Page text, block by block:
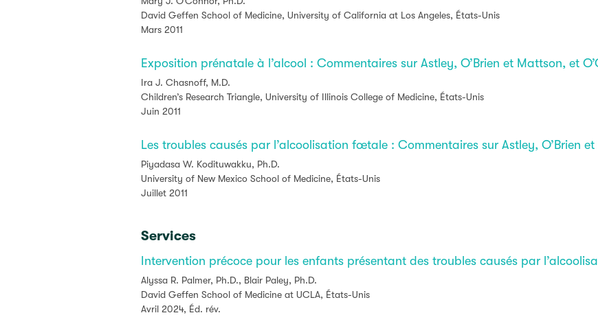
David Geffen School of Medicine, University of California at Los Angeles, États-Unis
Mars 2011
Exposition prénatale à l’alcool : Commentaires sur Astley, O’Brien et Mattson, et
Ira J. Chasnoff, M.D.
Children’s Research Triangle, University of Illinois College of Medicine, États-Unis
Juin 2011
Les troubles causés par l’alcoolisation fœtale : Commentaires sur Astley, O’Brien
Piyadasa W. Kodituwakku, Ph.D.
University of New Mexico School of Medicine, États-Unis
Juillet 2011
Services
Intervention précoce pour les enfants présentant des troubles causés par
Alyssa R. Palmer, Ph.D., Blair Paley, Ph.D.
David Geffen School of Medicine at UCLA, États-Unis
Avril 2024, Éd. rév.